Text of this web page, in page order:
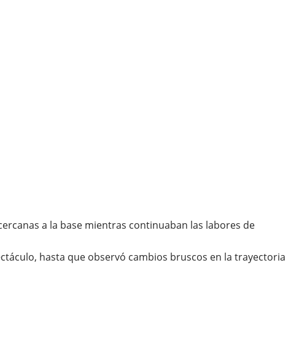
a la base mientras continuaban las labores de
hasta que observó cambios bruscos en la trayectoria